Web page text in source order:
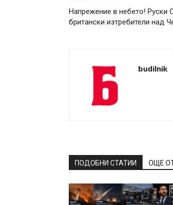
Напрежение в небето! Руски
британски изтребители над
budilnik
ПОДОБНИ СТАТИИ ОЩЕ